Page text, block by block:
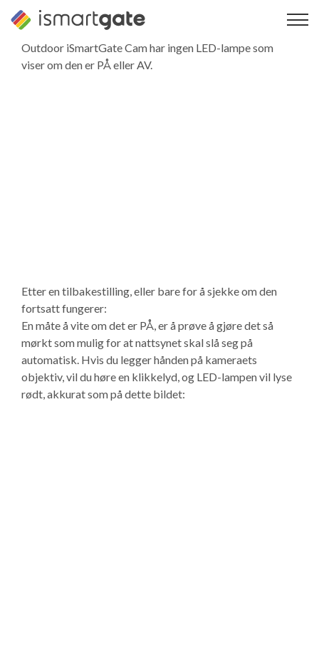
Hopp
innholdOutdoor iSmartGate Cam har ingen LED-lampe som
viser om den er PÅ eller AV.
Etter en tilbakestilling, eller bare for å sjekke om den
fortsatt fungerer:
En måte å vite om det er PÅ, er å prøve å gjøre det så
mørkt som mulig for at nattsynet skal slå seg på
automatisk. Hvis du legger hånden på kameraets
objektiv, vil du høre en klikkelyd, og LED-lampen vil lyse
rødt, akkurat som på dette bildet: